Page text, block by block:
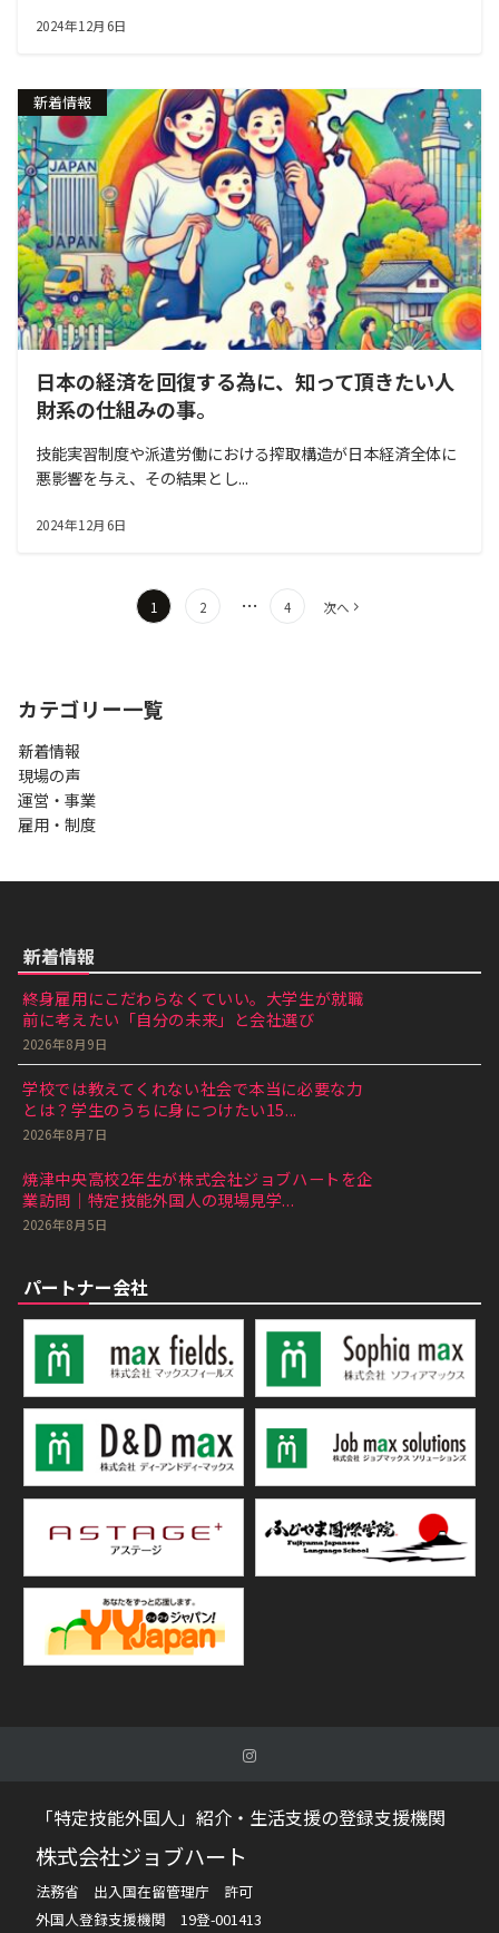
2024年12月6日
新着情報
日本の経済を回復する為に、知って頂きたい人
財系の仕組みの事。
技能実習制度や派遣労働における搾取構造が日本経済全体に
悪影響を与え、その結果とし...
2024年12月6日
ー
ジ
送
り
1 2 … 4 次へ
カテゴリー一覧
新着情報
現場の声
運営・事業
雇用・制度
新着情報
終身雇用にこだわらなくていい。大学生が就職
前に考えたい「自分の未来」と会社選び
2026年8月9日
学校では教えてくれない社会で本当に必要な力
とは？学生のうちに身につけたい15...
2026年8月7日
焼津中央高校2年生が株式会社ジョブハートを企
業訪問｜特定技能外国人の現場見学...
2026年8月5日
パートナー会社
「特定技能外国人」紹介・生活支援の登録支援機関
株式会社ジョブハート
法務省 出入国在留管理庁 許可
外国人登録支援機関 19登-001413